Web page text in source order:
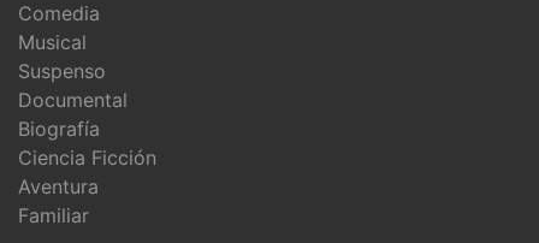
Comedia
Musical
Suspenso
Documental
Biografía
Ciencia Ficción
Aventura
Familiar